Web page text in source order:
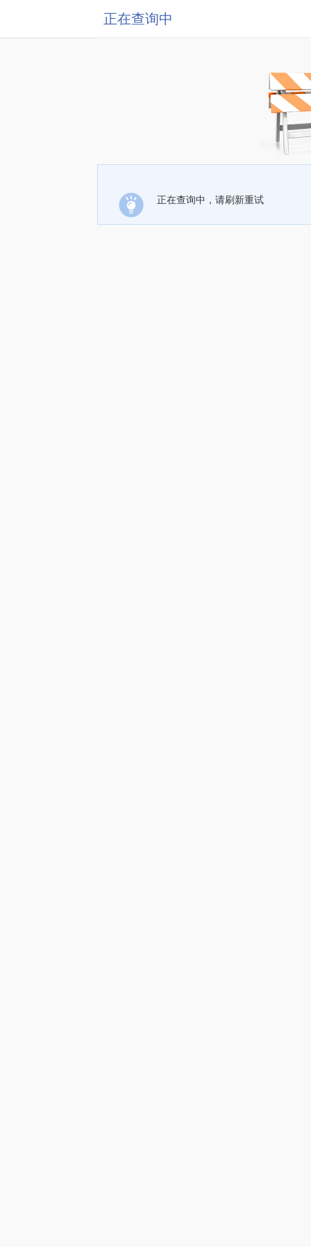
正在查询中
正在查询中，请刷新重试